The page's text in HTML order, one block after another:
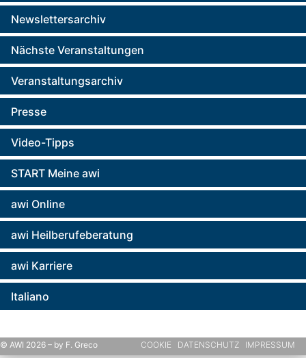
Newslettersarchiv
Nächste Veranstaltungen
Veranstaltungsarchiv
Presse
Video-Tipps
START Meine awi
awi Online
awi Heilberufeberatung
awi Karriere
Italiano
© AWI 2026 – by F. Greco COOKIE DATENSCHUTZ IMPRESSUM